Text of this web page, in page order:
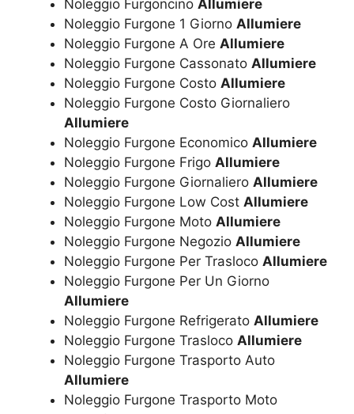
Noleggio Furgoncino Allumiere
Noleggio Furgone 1 Giorno Allumiere
Noleggio Furgone A Ore Allumiere
Noleggio Furgone Cassonato Allumiere
Noleggio Furgone Costo Allumiere
Noleggio Furgone Costo Giornaliero
Allumiere
Noleggio Furgone Economico Allumiere
Noleggio Furgone Frigo Allumiere
Noleggio Furgone Giornaliero Allumiere
Noleggio Furgone Low Cost Allumiere
Noleggio Furgone Moto Allumiere
Noleggio Furgone Negozio Allumiere
Noleggio Furgone Per Trasloco Allumiere
Noleggio Furgone Per Un Giorno
Allumiere
Noleggio Furgone Refrigerato Allumiere
Noleggio Furgone Trasloco Allumiere
Noleggio Furgone Trasporto Auto
Allumiere
Noleggio Furgone Trasporto Moto